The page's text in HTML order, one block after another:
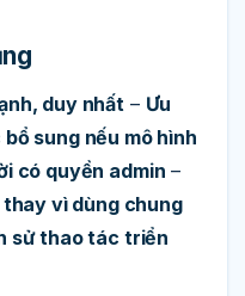
duy nhất – Ưu
sung nếu mô hình
có quyền admin –
vì dùng chung
sử thao tác triển